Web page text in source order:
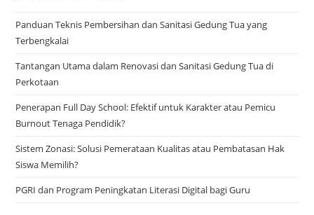
Panduan Teknis Pembersihan dan Sanitasi Gedung Tua yang
Terbengkalai
Tantangan Utama dalam Renovasi dan Sanitasi Gedung Tua di
Perkotaan
Penerapan Full Day School: Efektif untuk Karakter atau Pemicu
Burnout Tenaga Pendidik?
Sistem Zonasi: Solusi Pemerataan Kualitas atau Pembatasan Hak
Siswa Memilih?
PGRI dan Program Peningkatan Literasi Digital bagi Guru